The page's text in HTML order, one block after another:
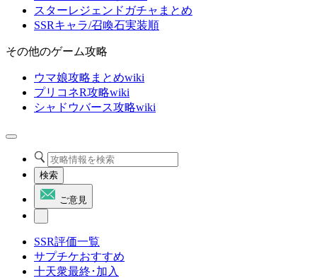
スターレジェンドガチャまとめ
SSRキャラ/召喚石実装順
その他のゲーム攻略
ウマ娘攻略まとめwiki
プリコネR攻略wiki
シャドウバース攻略wiki
検索
ご意見
SSR評価一覧
サプチケおすすめ
十天衆最終･加入